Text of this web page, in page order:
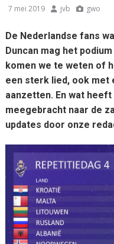
7 mei 2019 jvb gwo
De Nederlandse fans
Duncan mag het
komen we te weten of
een sterk lied, ook met
aanzetten. En wat
meegebracht naar de
updates door onze